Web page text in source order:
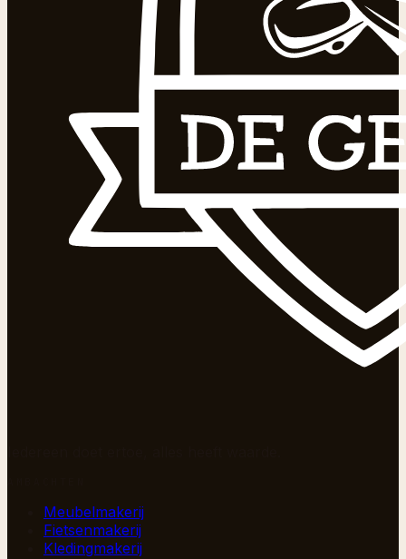
Meubelmakerij
Fietsenmakerij
Kledingmakerij